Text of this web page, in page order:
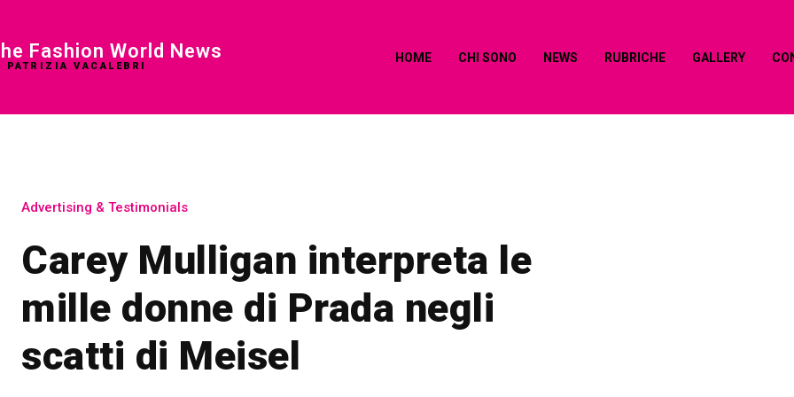
Fashion World News
PATRIZIA VACALEBRI
HOME CHI SONO NEWS RUBRICHE GALLERY
Advertising & Testimonials
Carey Mulligan interpreta le
mille donne di Prada negli
scatti di Meisel